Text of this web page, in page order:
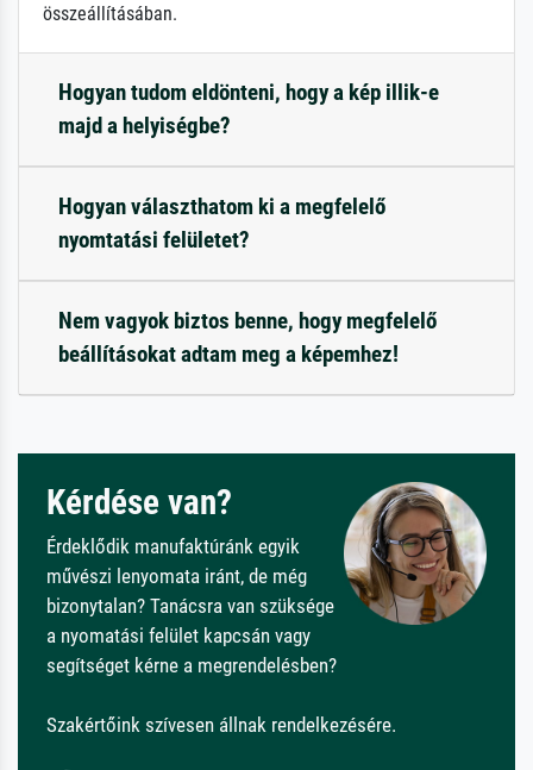
összeállításában.
Hogyan tudom eldönteni, hogy a kép illik-e
majd a helyiségbe?
Hogyan választhatom ki a megfelelő
nyomtatási felületet?
Nem vagyok biztos benne, hogy megfelelő
beállításokat adtam meg a képemhez!
Kérdése van?
Érdeklődik manufaktúránk egyik
művészi lenyomata iránt, de még
bizonytalan? Tanácsra van szüksége
a nyomatási felület kapcsán vagy
segítséget kérne a megrendelésben?
Szakértőink szívesen állnak rendelkezésére.